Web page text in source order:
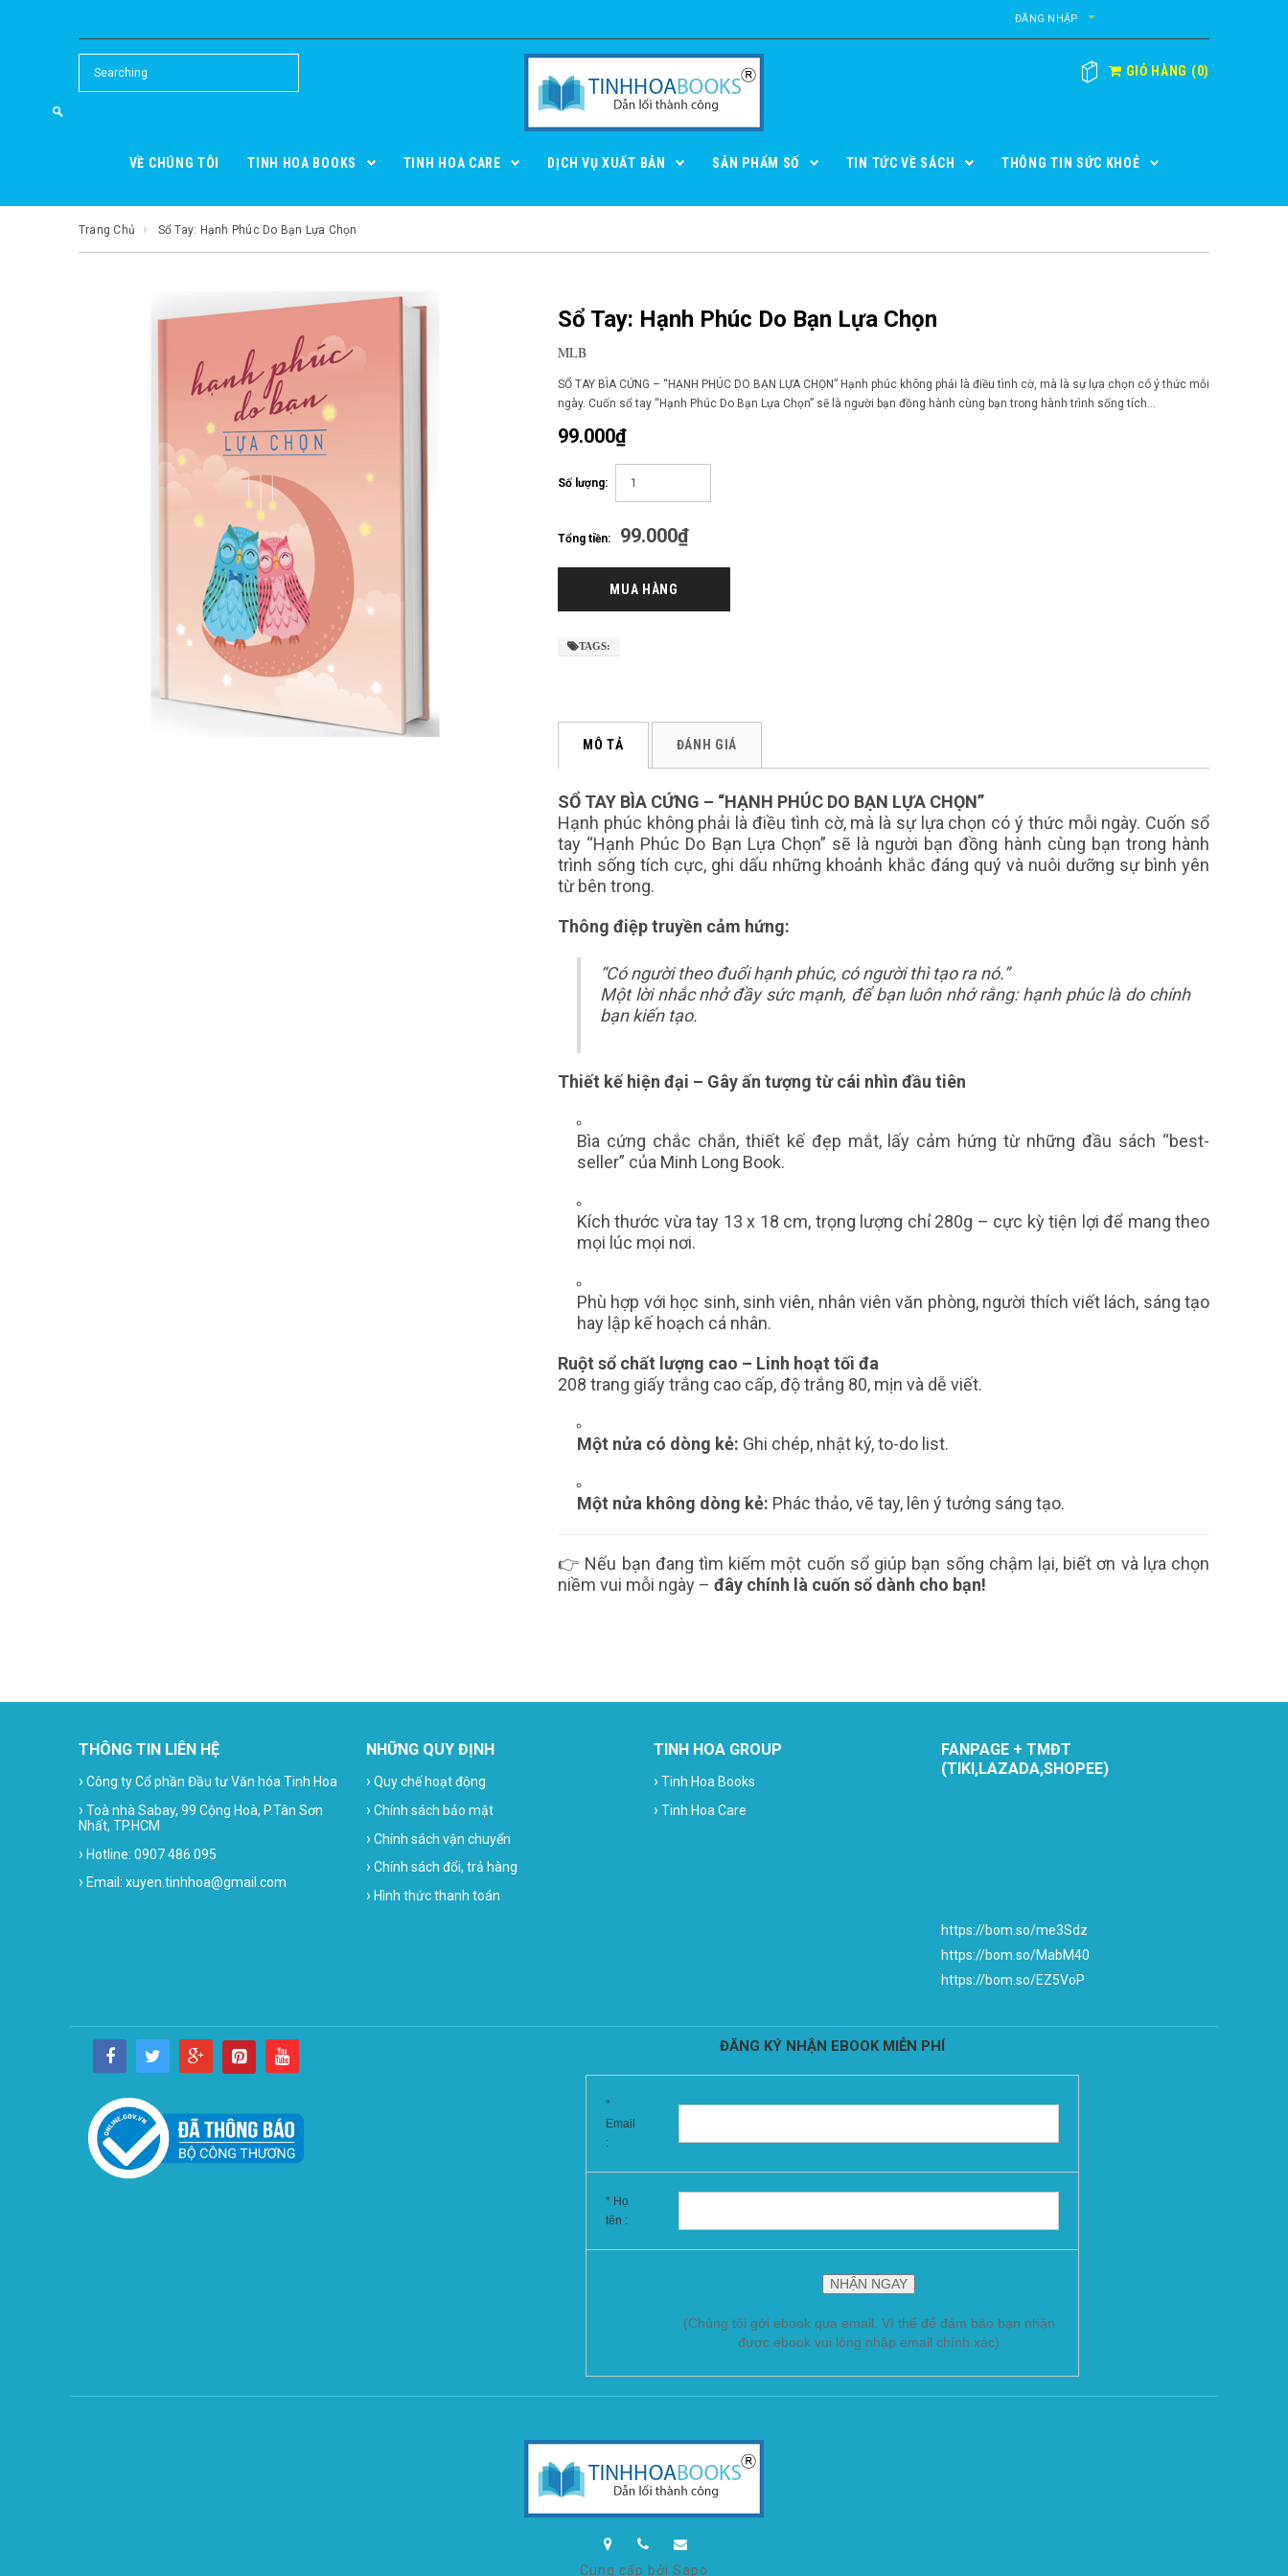
ĐĂNG NHẬP
GIỎ HÀNG (0)
VỀ CHÚNG TÔI TINH HOA BOOKS TINH HOA CARE DỊCH VỤ XUẤT BẢN SẢN PHẨM SỐ TIN TỨC VỀ SÁCH THÔNG TIN SỨC KHOẺ
Trang Chủ Sổ Tay: Hạnh Phúc Do Bạn Lựa Chọn
Sổ Tay: Hạnh Phúc Do Bạn Lựa Chọn
MLB
SỔ TAY BÌA CỨNG – “HẠNH PHÚC DO BẠN LỰA CHỌN” Hạnh phúc không phải là điều tình cờ, mà là sự lựa chọn có ý thức mỗi
ngày. Cuốn sổ tay “Hạnh Phúc Do Bạn Lựa Chọn” sẽ là người bạn đồng hành cùng bạn trong hành trình sống tích...
99.000₫
Số lượng:
Tổng tiền: 99.000₫
TAGS:
MÔ TẢ ĐÁNH GIÁ
SỔ TAY BÌA CỨNG – “HẠNH PHÚC DO BẠN LỰA CHỌN”
Hạnh phúc không phải là điều tình cờ, mà là sự lựa chọn có ý thức mỗi ngày. Cuốn sổ
tay “Hạnh Phúc Do Bạn Lựa Chọn” sẽ là người bạn đồng hành cùng bạn trong hành
trình sống tích cực, ghi dấu những khoảnh khắc đáng quý và nuôi dưỡng sự bình yên
từ bên trong.
Thông điệp truyền cảm hứng:
“Có người theo đuổi hạnh phúc, có người thì tạo ra nó.”
Một lời nhắc nhở đầy sức mạnh, để bạn luôn nhớ rằng: hạnh phúc là do chính
bạn kiến tạo.
Thiết kế hiện đại – Gây ấn tượng từ cái nhìn đầu tiên
Bìa cứng chắc chắn, thiết kế đẹp mắt, lấy cảm hứng từ những đầu sách “best-
seller” của Minh Long Book.
Kích thước vừa tay 13 x 18 cm, trọng lượng chỉ 280g – cực kỳ tiện lợi để mang theo
mọi lúc mọi nơi.
Phù hợp với học sinh, sinh viên, nhân viên văn phòng, người thích viết lách, sáng tạo
hay lập kế hoạch cá nhân.
Ruột sổ chất lượng cao – Linh hoạt tối đa
208 trang giấy trắng cao cấp, độ trắng 80, mịn và dễ viết.
Một nửa có dòng kẻ: Ghi chép, nhật ký, to-do list.
Một nửa không dòng kẻ: Phác thảo, vẽ tay, lên ý tưởng sáng tạo.
👉 Nếu bạn đang tìm kiếm một cuốn sổ giúp bạn sống chậm lại, biết ơn và lựa chọn
niềm vui mỗi ngày – đây chính là cuốn sổ dành cho bạn!
THÔNG TIN LIÊN HỆ
› Công ty Cổ phần Đầu tư Văn hóa Tinh Hoa
› Toà nhà Sabay, 99 Cộng Hoà, P.Tân Sơn
Nhất, TP.HCM
› Hotline: 0907 486 095
› Email: xuyen.tinhhoa@gmail.com
NHỮNG QUY ĐỊNH
› Quy chế hoạt động
› Chính sách bảo mật
› Chính sách vận chuyển
› Chính sách đổi, trả hàng
› Hình thức thanh toán
TINH HOA GROUP
› Tinh Hoa Books
› Tinh Hoa Care
FANPAGE + TMĐT
(TIKI,LAZADA,SHOPEE)
https://bom.so/me3Sdz
https://bom.so/MabM40
https://bom.so/EZ5VoP
ĐĂNG KÝ NHẬN EBOOK MIỄN PHÍ
*
Email
:
* Họ
tên :
(Chúng tôi gởi ebook qua email. Vì thế để đảm bảo bạn nhận
được ebook vui lòng nhập email chính xác)
Cung cấp bởi Sapo